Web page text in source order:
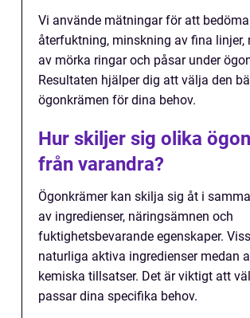
Vi använde mätningar för att bedöma
återfuktning, minskning av fina linjer,
av mörka ringar och påsar under
Resultaten hjälper dig att välja den
ögonkrämen för dina behov.
Hur skiljer sig olika
från varandra?
Ögonkrämer kan skilja sig åt i
av ingredienser, näringsämnen och
fuktighetsbevarande egenskaper.
naturliga aktiva ingredienser medan
kemiska tillsatser. Det är viktigt att
passar dina specifika behov.